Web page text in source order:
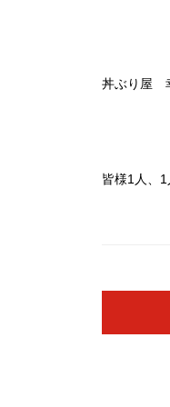
丼ぶり屋
皆様1人、1